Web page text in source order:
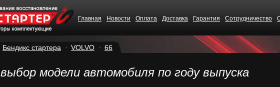
Главная Новости Оплата Доставка Гарантия Сотрудничество
Бендикс стартера VOLVO 66
выбор модели автомобиля по году выпуска